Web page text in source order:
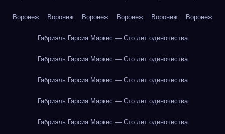
Воронеж Воронеж Воронеж Воронеж Воронеж Воронеж
Габриэль Гарсиа Маркес — Сто лет одиночества
Габриэль Гарсиа Маркес — Сто лет одиночества
Габриэль Гарсиа Маркес — Сто лет одиночества
Габриэль Гарсиа Маркес — Сто лет одиночества
Габриэль Гарсиа Маркес — Сто лет одиночества